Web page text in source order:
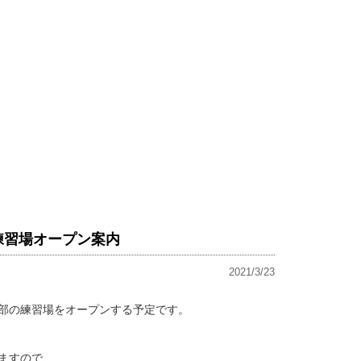
場オープン案内
2021/3/23
練習場をオープンする予定です。
すので、